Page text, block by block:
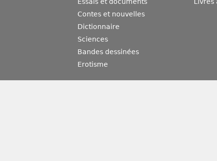
Essais et documents
Contes et nouvelles
Dictionnaire
Sciences
Bandes dessinées
Erotisme
Livres